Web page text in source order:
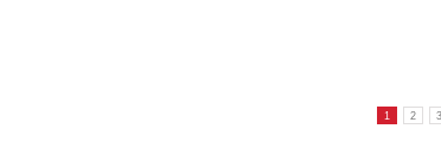
1 2 3